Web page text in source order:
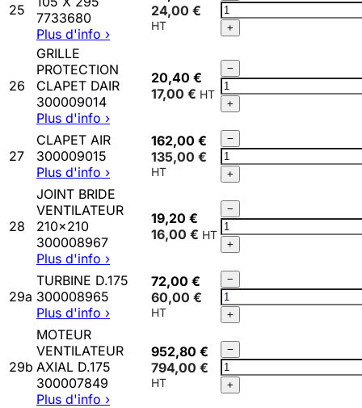
X
295
300008989
25
7733680
Plus d'info ›
24,00 €
TRESSE
TRAPPE
105
295
+
26
GRILLE
PROTECTION
CLAPET DAIR
300009014
Plus d'info ›
20,40 €
17,00 €
− Qté
GRILLE
PROTECTION
CLAPET
DAIR
300009014
+
27
CLAPET AIR
300009015
Plus d'info ›
162,00 €
135,00 €
− Qté
CLAPET
AIR
300009015
+
28
JOINT BRIDE
VENTILATEUR
210x210
300008967
Plus d'info ›
19,20 €
16,00 €
− Qté
JOINT
BRIDE
VENTILATEUR
210x210
300008967
+
29a
TURBINE D.175
300008965
Plus d'info ›
72,00 €
60,00 €
− Qté
TURBINE
D.175
300008965
+
29b
MOTEUR
VENTILATEUR
AXIAL D.175
300007849
Plus d'info ›
952,80 €
794,00 €
− Qté
MOTEUR
VENTILATEUR
AXIAL
+